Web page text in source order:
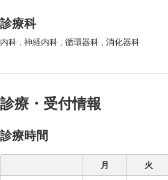
診療科
内科 神経内科 循環器科 消化器科
診療・受付情報
診療時間
月 火